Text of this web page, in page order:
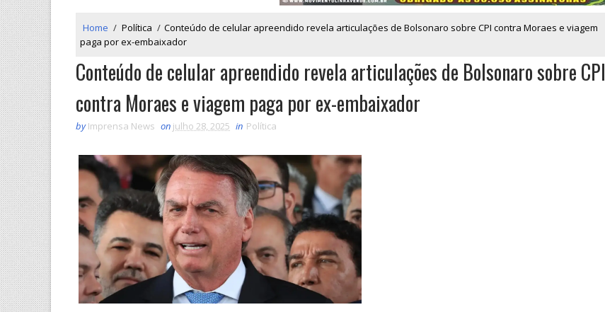
Home / Política / Conteúdo de celular apreendido revela articulações de Bolsonaro sobre CPI contra Moraes e viagem
paga por ex-embaixador
Conteúdo de celular apreendido revela articulações de Bolsonaro sobre CPI
contra Moraes e viagem paga por ex-embaixador
by Imprensa News on julho 28, 2025 in Política